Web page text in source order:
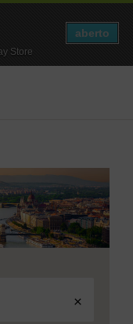
Store
aberto